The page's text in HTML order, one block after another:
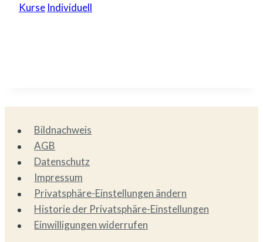
Kurse Individuell
Bildnachweis
AGB
Datenschutz
Impressum
Privatsphäre-Einstellungen ändern
Historie der Privatsphäre-Einstellungen
Einwilligungen widerrufen